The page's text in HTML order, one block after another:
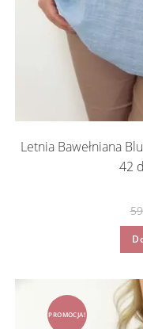
Letnia Bawełniana
42
PROMOCJA!